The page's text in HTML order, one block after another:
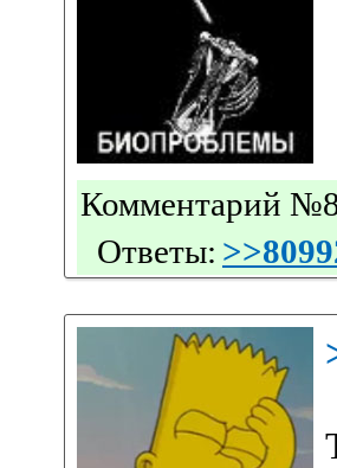
Комментарий
Ответы: